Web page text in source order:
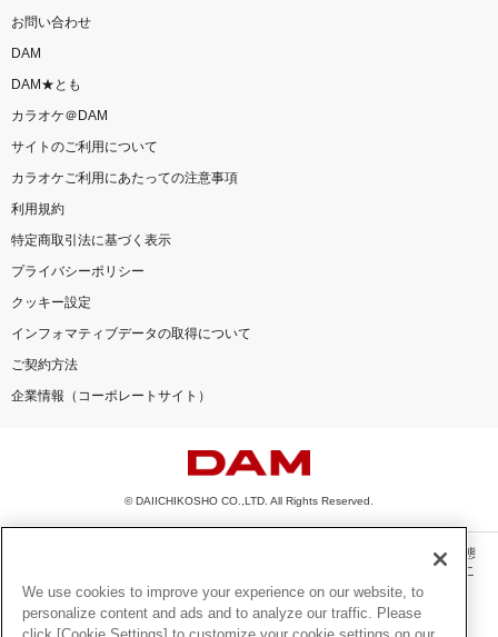
お問い合わせ
DAM
DAM★とも
カラオケ＠DAM
サイトのご利用について
カラオケご利用にあたっての注意事項
利用規約
特定商取引法に基づく表示
プライバシーポリシー
クッキー設定
インフォマティブデータの取得について
ご契約方法
企業情報（コーポレートサイト）
© DAIICHIKOSHO CO.,LTD. All Rights Reserved.
このサイトに掲載されている一切の文章・画像・写真・動画・音声等を、手段や形態
を問わず、著作権法の定める範囲を超えて無断で複製、転載、ファイル化などするこ
とを禁じます。
楽曲及びコンテンツは、機種によりご利用いただけない場合があります。
We use cookies to improve your experience on our website, to
personalize content and ads and to analyze our traffic. Please